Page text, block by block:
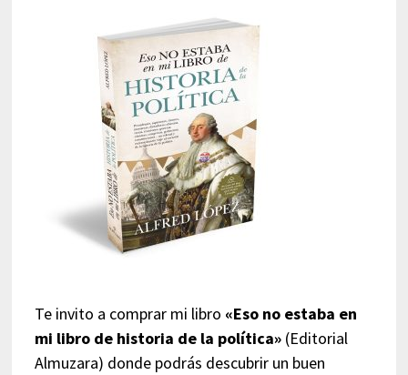
Te invito a comprar mi libro «Eso no estaba en
mi libro de historia de la política»(Editorial
Almuzara) donde podrás descubrir un buen